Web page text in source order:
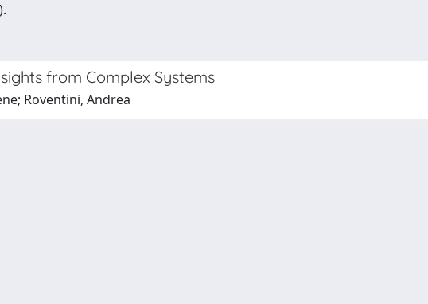
from Complex Systems
Roventini, Andrea